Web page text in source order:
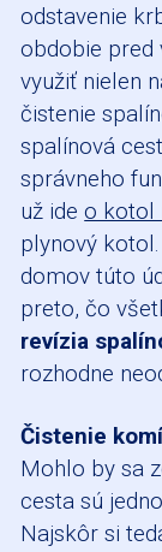
odstavenie
obdobie pred
využiť nielen
čistenie
spalínová
správneho
už ideo kotol
plynový
domov túto
preto, čo
revízia
rozhodne
Čistenie
Mohlo by sa
cesta sú
Najskôr si